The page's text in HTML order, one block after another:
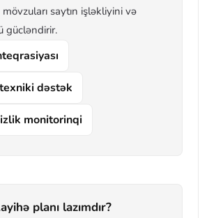
saytın işləkliyini və
gücləndirir.
dəstək
monitorinqi
planı lazımdır?